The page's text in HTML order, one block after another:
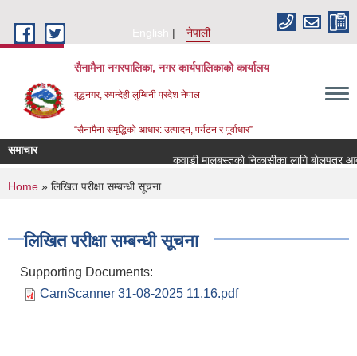
English
नेपाली
सैनामैना नगरपालिका, नगर कार्यपालिकाको कार्यालय
बुद्धनगर, रुपन्देही लुम्बिनी प्रदेश नेपाल
“सैनामैना समृद्धिको आधार: उत्पादन, पर्यटन र पूर्वाधार”
समाचार
कवाडी मालबस्तुकाे निकासीका लागि बाेलपत्र
You are here
Home » लिखित परीक्षा सम्बन्धी सूचना
लिखित परीक्षा सम्बन्धी सूचना
Supporting Documents:
CamScanner 31-08-2025 11.16.pdf